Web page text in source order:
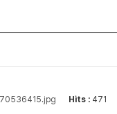
Hits : 471